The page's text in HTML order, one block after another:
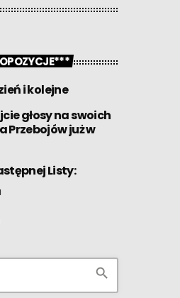
i kolejne
głosy na swoich
Przebojów już w
Listy:
search